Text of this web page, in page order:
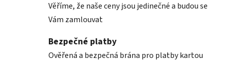
Věříme, že naše ceny jsou jedinečné a budou se
Vám zamlouvat
Bezpečné platby
Ověřená a bezpečná brána pro platby kartou